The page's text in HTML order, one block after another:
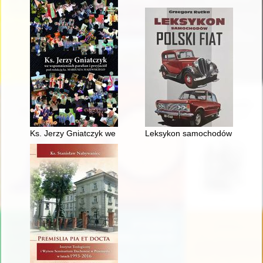
Ks. Jerzy Gniatczyk we wspomnieniach parafian i przyjaciół
Leksykon samochodów : Polski